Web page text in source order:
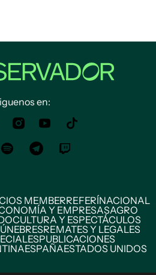
en:
MEMBERREFERÍNACIONAL
Y EMPRESASAGRO
CULTURA Y ESPECTÁCULOS
REMATES Y LEGALES
PUBLICACIONES
ESPAÑAESTADOS UNIDOS